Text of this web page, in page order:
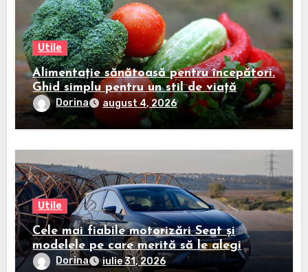
Utile
Alimentație sănătoasă pentru începători.
Ghid simplu pentru un stil de viață
echilibrat
Dorina august 4, 2026
Utile
Cele mai fiabile motorizări Seat și
modelele pe care merită să le alegi
Dorina iulie 31, 2026